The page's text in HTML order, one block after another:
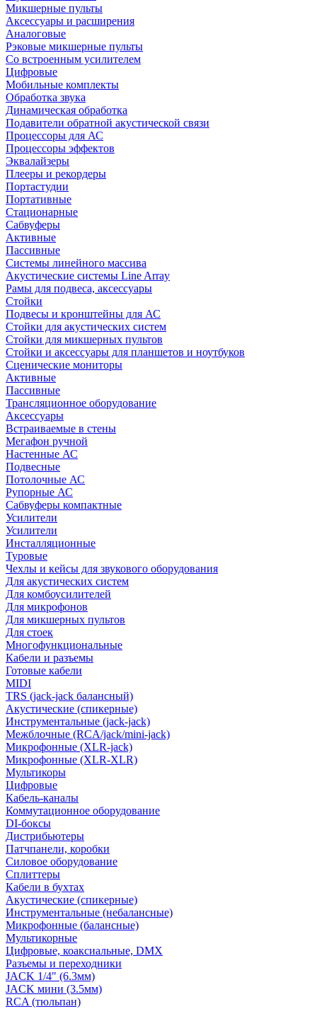
Микшерные пульты
Аксессуары и расширения
Аналоговые
Рэковые микшерные пульты
Со встроенным усилителем
Цифровые
Мобильные комплекты
Обработка звука
Динамическая обработка
Подавители обратной акустической связи
Процессоры для АС
Процессоры эффектов
Эквалайзеры
Плееры и рекордеры
Портастудии
Портативные
Стационарные
Сабвуферы
Активные
Пассивные
Системы линейного массива
Акустические системы Line Array
Рамы для подвеса, аксессуары
Стойки
Подвесы и кронштейны для АС
Стойки для акустических систем
Стойки для микшерных пультов
Стойки и аксессуары для планшетов и ноутбуков
Сценические мониторы
Активные
Пассивные
Трансляционное оборудование
Аксессуары
Встраиваемые в стены
Мегафон ручной
Настенные АС
Подвесные
Потолочные АС
Рупорные АС
Сабвуферы компактные
Усилители
Усилители
Инсталляционные
Туровые
Чехлы и кейсы для звукового оборудования
Для акустических систем
Для комбоусилителей
Для микрофонов
Для микшерных пультов
Для стоек
Многофункциональные
Кабели и разъемы
Готовые кабели
MIDI
TRS (jack-jack балансный)
Акустические (спикерные)
Инструментальные (jack-jack)
Межблочные (RCA/jack/mini-jack)
Микрофонные (XLR-jack)
Микрофонные (XLR-XLR)
Мультикоры
Цифровые
Кабель-каналы
Коммутационное оборудование
DI-боксы
Дистрибьютеры
Патчпанели, коробки
Силовое оборудование
Сплиттеры
Кабели в бухтах
Акустические (спикерные)
Инструментальные (небалансные)
Микрофонные (балансные)
Мультикорные
Цифровые, коаксиальные, DMX
Разъемы и переходники
JACK 1/4" (6.3мм)
JACK мини (3.5мм)
RCA (тюльпан)